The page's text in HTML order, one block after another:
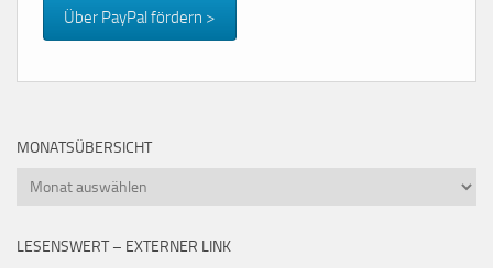
Über PayPal fördern >
MONATSÜBERSICHT
Monatsübersicht
LESENSWERT – EXTERNER LINK